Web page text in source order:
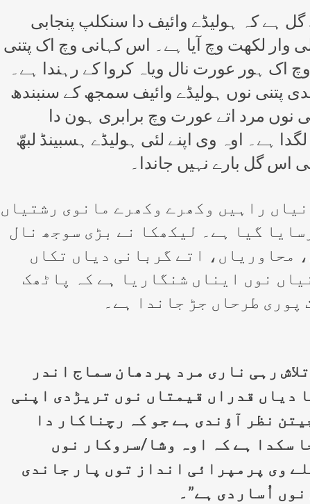
ہے کہ ہولیڈے وائیف دا سنکلپ پنجابی
وار لکھت وچ آیا ہے۔ اس کہانی وچ اک پتنی
اک ہور عورت نال ویاہ کروا کے رہندا ہے۔
پتنی نوں ہولیڈے وائیف سمجھ کے سنبندھ
نوں مرد اتے عورت وچ برابری ہون دا
ہے۔ اوہ وی اپنے لئی ہولیڈے ہسبینڈ لبھّ
اس گل بارے نہیں جاندا۔
راہیں وکھرے وکھرے مانوی رشتیاں
گیا ہے۔ لیکھکا نے بڑی سوجھ نال
محاوریاں، اتے گربانی دیاں تکاں
نوں ایناں شنگاریا ہے کہ پاٹھک
پوری طرحاں جڑ جاندا ہے۔
رہی ناری مرد پردھان سماج اندر
دیاں قدراں قیمتاں نوں تریڑدی اپنی
نظر آؤندی ہے جو کہ رچناکار دا
سکدا ہے کہ اوہ وشا/سروکار نوں
وی پرمپرائی انداز توں پار جاندی
اُساردی ہے”۔